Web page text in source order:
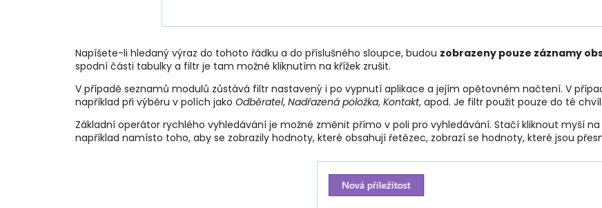
Napíšete-li hledaný výraz do tohoto řádku a do příslušného sloupce, budou zobrazeny pouze záznamy
spodní části tabulky a filtr je tam možné kliknutím na křížek zrušit.
V případě seznamů modulů zůstává filtr nastavený i po vypnutí aplikace a jejím opětovném načtení. V
například při výběru v polích jako Odběratel, Nadřazená položka, Kontakt, apod. Je filtr použit pouze do té
Základní operátor rychlého vyhledávání je možné změnit přímo v poli pro vyhledávání. Stačí kliknout myší
například namísto toho, aby se zobrazily hodnoty, které obsahují řetězec, zobrazí se hodnoty, které jsou